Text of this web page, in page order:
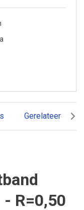
Gerelateerde
R=0,50